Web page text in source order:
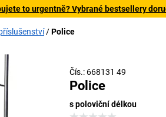
to urgentně? Vybrané bestsellery
Police
Čís.: 668131 49
Police
s poloviční délkou